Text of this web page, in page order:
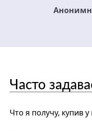
Часто
Что я получу, купив у